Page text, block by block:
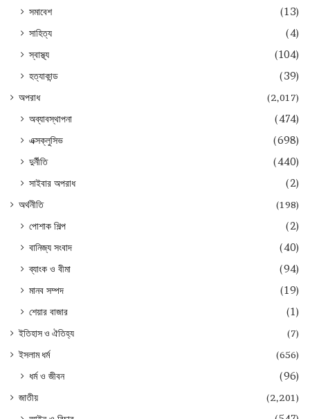
সমাবেশ
(13)
সাহিত্য
(4)
স্বাস্থ্য
(104)
হত্যাকান্ড
(39)
অপরাধ (2,017)
অব্যাবস্থাপনা
(474)
এক্সক্লুসিভ
(698)
দুর্নীতি
(440)
সাইবার অপরাধ
(2)
অর্থনীতি (198)
পোশাক শিল্প
(2)
বানিজ্য সংবাদ
(40)
ব্যাংক ও বীমা
(94)
মানব সম্পদ
(19)
শেয়ার বাজার
(1)
ইতিহাস ও ঐতিহ্য
(7)
ইসলাম ধর্ম
(656)
ধর্ম ও জীবন (96)
জাতীয় (2,201)